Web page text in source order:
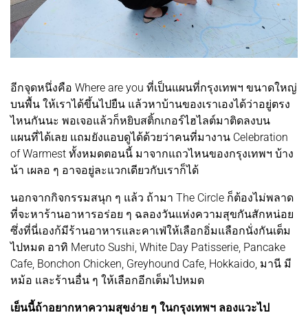
อีกจุดหนึ่งคือ Where are you ที่เป็นแผนที่กรุงเทพฯ ขนาดใหญ่
บนพื้น ให้เราได้ขึ้นไปยืน แล้วหาบ้านของเราเองได้ว่าอยู่ตรง
ไหนกันนะ พอเจอแล้วก็หยิบสติ้กเกอร์ไฮไลต์มาติดลงบน
แผนที่ได้เลย แถมยังแอบดูได้ด้วยว่าคนที่มางาน Celebration
of Warmest ทั้งหมดตอนนี้ มาจากแถวไหนของกรุงเทพฯ บ้าง
น้า เผลอ ๆ อาจอยู่ละแวกเดียวกับเราก็ได้
นอกจากกิจกรรมสนุก ๆ แล้ว ถ้ามา The Circle ก็ต้องไม่พลาด
ที่จะหาร้านอาหารอร่อย ๆ ฉลองวันแห่งความสุขกันสักหน่อย
ซึ่งที่นี่เองก้มีร้านอาหารและคาเฟ่ให้เลือกอิ่มแลือกนั่งกันเต็ม
ไปหมด อาทิ Meruto Sushi, White Day Patisserie, Pancake
Cafe, Bonchon Chicken, Greyhound Cafe, Hokkaido, มานี มี
หม้อ และร้านอื่น ๆ ให้เลือกอีกเต็มไปหมด
เย็นนี้ถ้าอยากหาความสุขง่าย ๆ ในกรุงเทพฯ ลองแวะไป